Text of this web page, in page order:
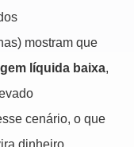
mostram que
líquida baixa,
cenário, o que
dinheiro.